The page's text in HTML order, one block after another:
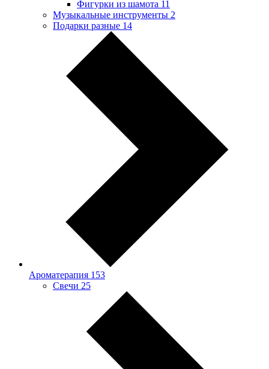
Фигурки из шамота 11
Музыкальные инструменты 2
Подарки разные 14
Ароматерапия 153
Свечи 25